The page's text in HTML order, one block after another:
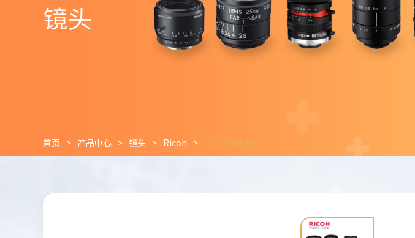
镜头
首页 > 产品中心 > 镜头 > Ricoh > 200万像素镜头